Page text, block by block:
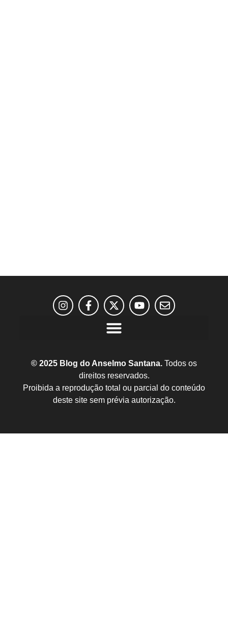
© 2025 Blog do Anselmo Santana. Todos os
direitos reservados.
Proibida a reprodução total ou parcial do conteúdo
deste site sem prévia autorização.